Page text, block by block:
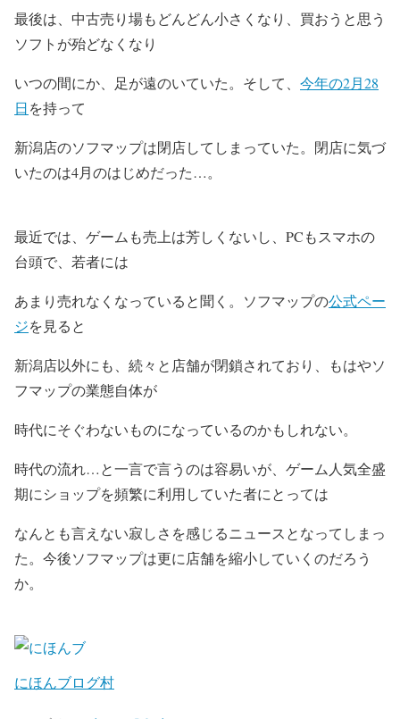
最後は、中古売り場もどんどん小さくなり、買おうと思う
ソフトが殆どなくなり
いつの間にか、足が遠のいていた。そして、 今年の2月28
日を持って
新潟店のソフマップは閉店してしまっていた。閉店に気づ
いたのは4月のはじめだった…。
最近では、ゲームも売上は芳しくないし、PCもスマホの
台頭で、若者には
あまり売れなくなっていると聞く。ソフマップの公式ペー
ジを見ると
新潟店以外にも、続々と店舗が閉鎖されており、もはやソ
フマップの業態自体が
時代にそぐわないものになっているのかもしれない。
時代の流れ…と一言で言うのは容易いが、ゲーム人気全盛
期にショップを頻繁に利用していた者にとっては
なんとも言えない寂しさを感じるニュースとなってしまっ
た。今後ソフマップは更に店舗を縮小していくのだろう
か。
にほんブログ村